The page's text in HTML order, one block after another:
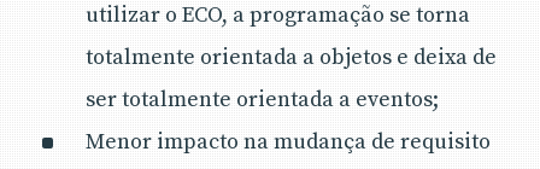
utilizar o ECO, a programação se torna
totalmente orientada a objetos e deixa de
ser totalmente orientada a eventos;
Menor impacto na mudança de requisito